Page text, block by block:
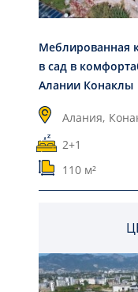
Меблированная
в сад в
Алании Конаклы
Алания,
2+1
110 м²